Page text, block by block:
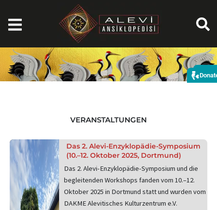
Inhalt
springen
VERANSTALTUNGEN
Das 2. Alevi-Enzyklopädie-Symposium
(10.–12. Oktober 2025, Dortmund)
Das 2. Alevi-Enzyklopädie-Symposium und die
begleitenden Workshops fanden vom 10.–12.
Oktober 2025 in Dortmund statt und wurden vom
DAKME Alevitisches Kulturzentrum e.V.